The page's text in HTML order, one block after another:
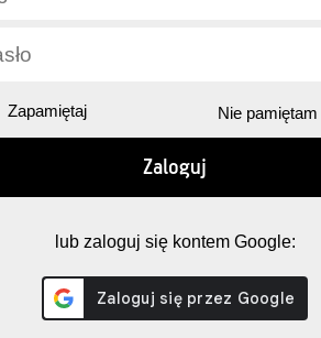
Zapamiętaj Nie pamiętam
lub zaloguj się kontem Google: